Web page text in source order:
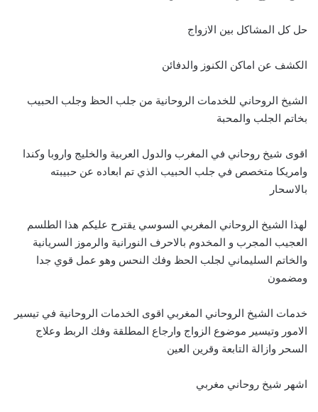
حل كل المشاكل بين الازواج
الكشف عن اماكن الكنوز والدفائن
الشيخ الروحاني للخدمات الروحانية من جلب الحظ وجلب الحبيب
بخاتم الجلب والمحبة
اقوى شيخ روحاني في المغرب والدول العربية والخليج واروبا وكندا
وامريكا متخصص في جلب الحبيب الذي تم ابعاده عن حبيبته
بالاسحار
لهذا الشيخ الروحاني المغربي السوسي يقترح عليكم هذا الطلسم
العجيب المجرب و المخدوم بالاحرف النورانية والرموز السريانية
والخاتم السليماني لجلب الحظ وفك النحس وهو عمل قوي جدا
ومضمون
خدمات الشيخ الروحاني المغربي اقوى الخدمات الروحانية في تيسير
الامور وتيسير موضوع الزواج وارجاع المطلقة وفك الربط وعلاج
السحر وازالة التابعة وقرين العين
اشهر شيخ روحاني مغربي